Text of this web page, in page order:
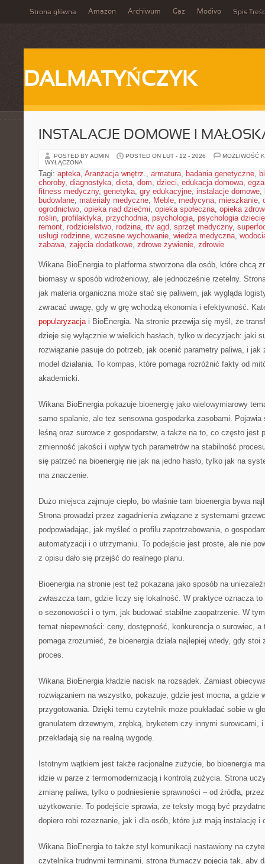
Strona główna Amazon Archiwum Gaz Modivo Spis
DALMATYŃCZYK
INSTALACJE DOMOWE I
POSTED BY ADMIN POSTED ON LUT - 12 - 2026
MOŻLIWOŚĆ
WYŁĄCZONA
Tagi: apteka, Aranżacja wnętrz., armatura, badania genetyczne,
choroby, diagnostyka, dieta, dom, dzieci, edukacja domowa,
fitness medyczny, genetyka, gry edukacyjne, instalacje domowe,
budowlane, materiały medyczne, Meble, medycyna, mieszkanie,
ogrodnictwo, opieka nad dziećmi, opieka społeczna, opieka
roślin, profilaktyka, przychodnia, psychologia, psychologia
remont, rodzicielstwo, rodzina, rtv agd, sprzęt medyczny,
usługi rodzinne, wczesne wychowanie, wiedza medyczna,
zabawa, zajęcia dodatkowe, zdrowe żywienie, zdrowie
Wikana BioEnergia to platforma stworzona dla osób, które chcą
biomasy w sposób wdrożeniowy, ale jednocześnie rzetelny.
jak materia organiczna może stać się paliwem, jak wygląda
zwracać uwagę, gdy w grę wchodzą ekonomia i efektywność.
popularyzacjai BioEnergia. Na stronie przewija się myśl, że
dzieje się wyłącznie w wielkich hasłach, tylko w decyzjach: jaki
rozwiązanie pasuje do potrzeb, jak ocenić parametry paliwa, i
model działania. To kompas, które pomaga rozróżnić fakty od
akademicki.
Wikana BioEnergia pokazuje bioenergię jako wielowymiarowy
samo spalanie, ale też sensowna gospodarka zasobami.
leśną oraz surowce z gospodarstw, a także na to, co często jest
zmienność jakości i wpływ tych parametrów na stabilność
się patrzeć na bioenergię nie jak na jedno hasło, tylko jak na
ma znaczenie.
Dużo miejsca zajmuje ciepło, bo właśnie tam bioenergia bywa
Strona prowadzi przez zagadnienia związane z systemami
podpowiadając, jak myśleć o profilu zapotrzebowania, o
automatyzacji i o utrzymaniu. To podejście jest proste, ale nie
z opisu dało się przejść do realnego planu.
Bioenergia na stronie jest też pokazana jako sposób na
zwłaszcza tam, gdzie liczy się lokalność. W praktyce oznacza
o sezonowości i o tym, jak budować stabilne zaopatrzenie. W
temat niepewności: ceny, dostępność, konkurencja o surowiec,
pomaga zrozumieć, że bioenergia działa najlepiej wtedy, gdy stoi
proces.
Wikana BioEnergia kładzie nacisk na rozsądek. Zamiast
rozwiązaniem na wszystko, pokazuje, gdzie jest mocna, a gdzie
przygotowania. Dzięki temu czytelnik może poukładać sobie w
granulatem drzewnym, zrębką, bryketem czy innymi surowcami,
przekładają się na realną wygodę.
Istotnym wątkiem jest także racjonalne zużycie, bo bioenergia
idzie w parze z termomodernizacją i kontrolą zużycia. Strona
zmianę paliwa, tylko o podniesienie sprawności – od źródła,
użytkowanie. To podejście sprawia, że teksty mogą być
dopiero robi rozeznanie, jak i dla osób, które już mają instalację i
Wikana BioEnergia to także styl komunikacji nastawiony na
czytelnika trudnymi terminami, strona tłumaczy pojęcia tak, aby